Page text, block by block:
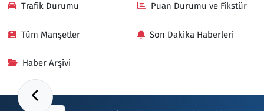
Trafik Durumu Puan Durumu ve Fikstür
Tüm Manşetler Son Dakika Haberleri
Haber Arşivi